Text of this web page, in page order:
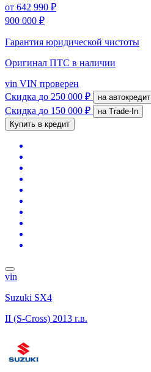
от 642 990 ₽
900 000 ₽
Гарантия юридической чистоты
Оригинал ПТС в наличии
vin VIN проверен
Скидка до 250 000 ₽ на автокредит
Скидка до 150 000 ₽
на Trade-In
Купить в кредит
vin
Suzuki SX4
II (S-Cross) 2013 г.в.